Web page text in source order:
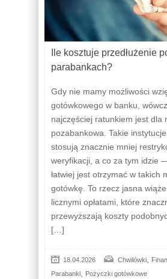
Ile kosztuje przedłużenie
parabankach?
Gdy nie mamy możliwości
gotówkowego w banku,
najczęściej ratunkiem jest dla
pozabankowa. Takie
stosują znacznie mniej
weryfikacji, a co za tym idzie
łatwiej jest otrzymać w takich
gotówkę. To rzecz jasna
licznymi opłatami, które
przewyższają koszty
[…]
18.04.2026 Chwilówki,
Parabanki, Pożyczki gotówkowe